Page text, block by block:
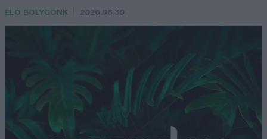
ÉLŐ BOLYGÓNK 2020.08.30